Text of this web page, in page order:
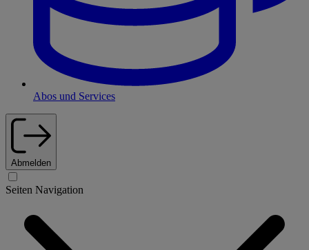
Abos und Services
Abmelden
Seiten Navigation